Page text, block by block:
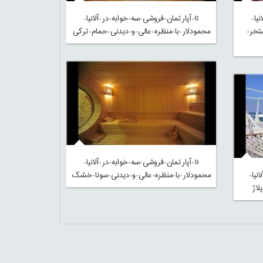
6-آپارتمان-فروشی-سه-خوابه-در-آلانیا-
محمودلار-با-منظره-عالی-و-دیدنی-حمام-ترکی
9-آپارتمان-فروشی-سه-خوابه-در-آلانیا-
محمودلار-با-منظره-عالی-و-دیدنی-سونا-خشک